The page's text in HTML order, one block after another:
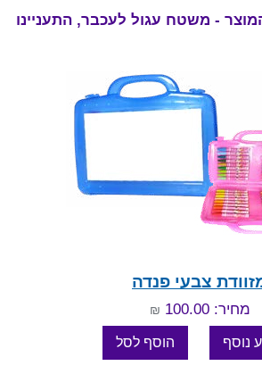
- משטח עגול לעכבר, התעניינו
צבעי פנדה
מחיר: 100.00 ₪